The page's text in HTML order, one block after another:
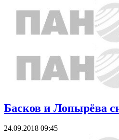
Басков и Лопырёва
24.09.2018 09:45